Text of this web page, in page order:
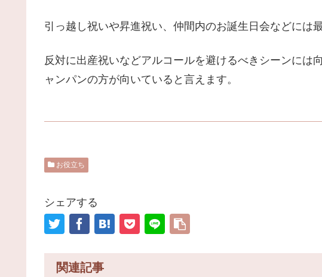
引っ越し祝いや昇進祝い、仲間内のお誕生日会などには最
反対に出産祝いなどアルコールを避けるべきシーンには
ャンパンの方が向いていると言えます。
お役立ち
シェアする
関連記事